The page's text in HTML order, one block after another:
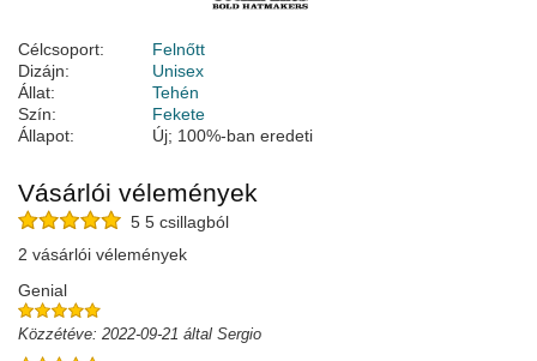
Célcsoport:
Felnőtt
Dizájn:
Unisex
Állat:
Tehén
Szín:
Fekete
Állapot:
Új; 100%-ban eredeti
Vásárlói vélemények
5 5 csillagból
2 vásárlói vélemények
Genial
Közzétéve: 2022-09-21 által Sergio